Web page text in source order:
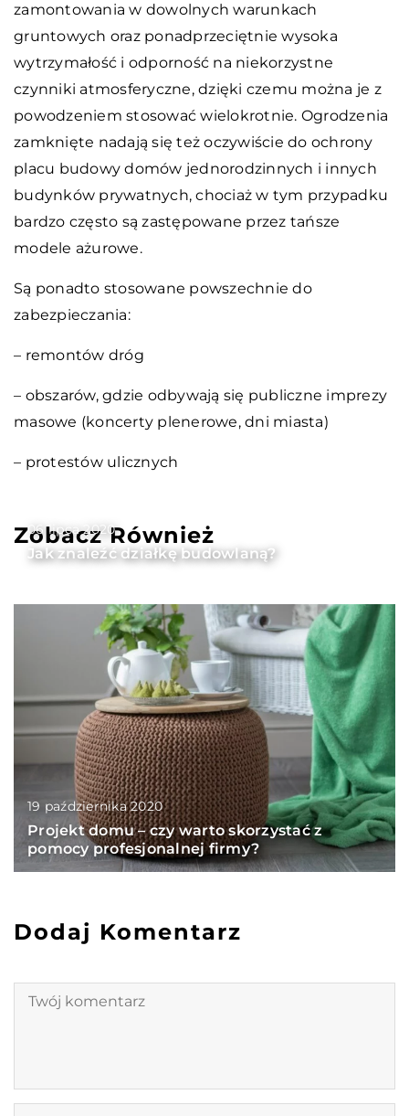
zamontowania w dowolnych warunkach
gruntowych oraz ponadprzeciętnie wysoka
wytrzymałość i odporność na niekorzystne
czynniki atmosferyczne, dzięki czemu można je z
powodzeniem stosować wielokrotnie. Ogrodzenia
zamknięte nadają się też oczywiście do ochrony
placu budowy domów jednorodzinnych i innych
budynków prywatnych, chociaż w tym przypadku
bardzo często są zastępowane przez tańsze
modele ażurowe.
Są ponadto stosowane powszechnie do
zabezpieczania:
– remontów dróg
– obszarów, gdzie odbywają się publiczne imprezy
masowe (koncerty plenerowe, dni miasta)
– protestów ulicznych
Zobacz Również
06 lipca 2020
Jak znaleźć działkę budowlaną?
19 października 2020
Projekt domu – czy warto skorzystać z
pomocy profesjonalnej firmy?
Dodaj Komentarz